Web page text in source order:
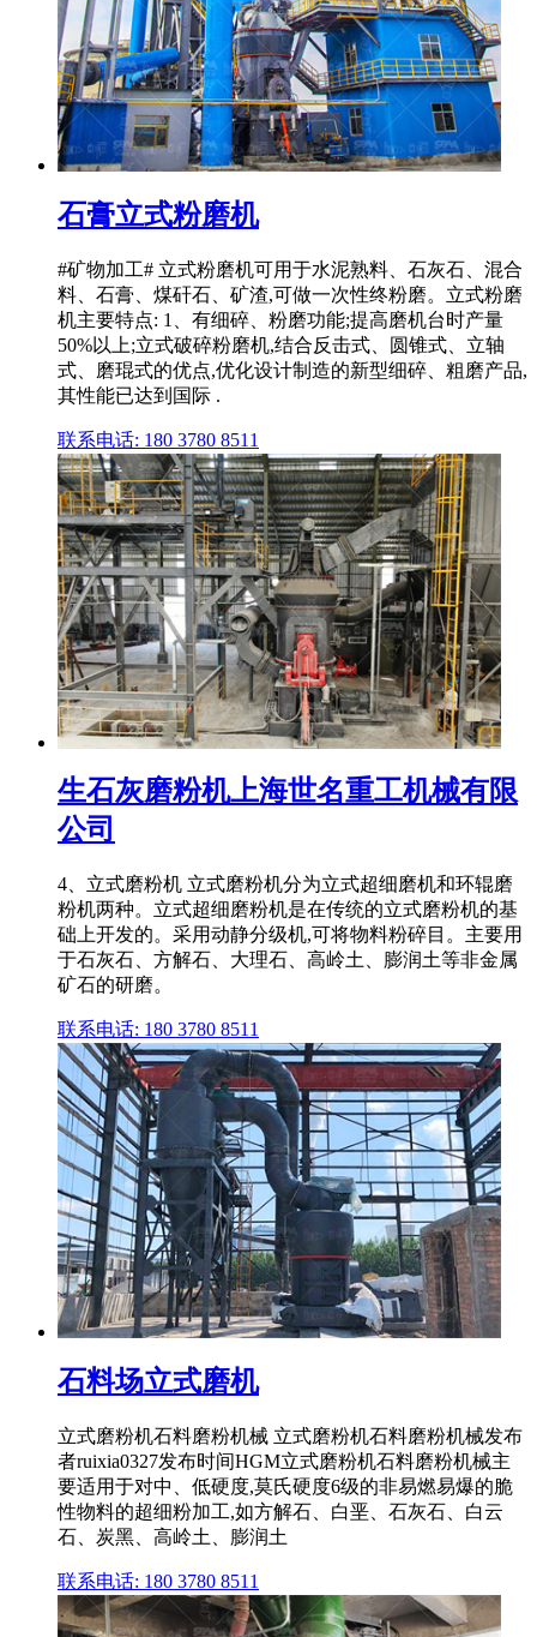
石膏立式粉磨机
#矿物加工# 立式粉磨机可用于水泥熟料、石灰石、混合
料、石膏、煤矸石、矿渣,可做一次性终粉磨。立式粉磨
机主要特点: 1、有细碎、粉磨功能;提高磨机台时产量
50%以上;立式破碎粉磨机,结合反击式、圆锥式、立轴
式、磨琨式的优点,优化设计制造的新型细碎、粗磨产品,
其性能已达到国际 .
联系电话: 180 3780 8511
生石灰磨粉机上海世名重工机械有限
公司
4、立式磨粉机 立式磨粉机分为立式超细磨机和环辊磨
粉机两种。立式超细磨粉机是在传统的立式磨粉机的基
础上开发的。采用动静分级机,可将物料粉碎目。主要用
于石灰石、方解石、大理石、高岭土、膨润土等非金属
矿石的研磨。
联系电话: 180 3780 8511
石料场立式磨机
立式磨粉机石料磨粉机械 立式磨粉机石料磨粉机械发布
者ruixia0327发布时间HGM立式磨粉机石料磨粉机械主
要适用于对中、低硬度,莫氏硬度6级的非易燃易爆的脆
性物料的超细粉加工,如方解石、白垩、石灰石、白云
石、炭黑、高岭土、膨润土
联系电话: 180 3780 8511